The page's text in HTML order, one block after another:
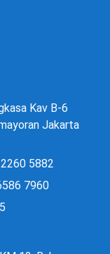
Kav B-6
Jakarta
5882
7960